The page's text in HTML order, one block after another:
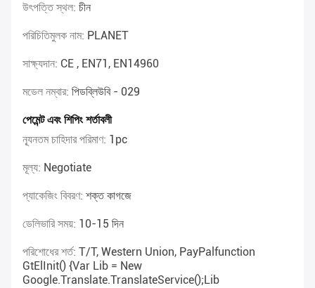
উৎপত্তি স্থল: চীন
পরিচিতিমুলক নাম: PLANET
সাক্ষ্যদান: CE , EN71, EN14960
মডেল নম্বার: পিডব্লিউবি - 029
পেমেন্ট এবং শিপিং শর্তাবলী
ন্যূনতম চাহিদার পরিমাণ: 1pc
মূল্য: Negotiate
প্যাকেজিং বিবরণ: শক্ত কাগজে
ডেলিভারি সময়: 10-15 দিন
পরিশোধের শর্ত: T/T, Western Union, PayPalfunction
GtElInit() {var Lib = New
Google.translate.TranslateService();lib